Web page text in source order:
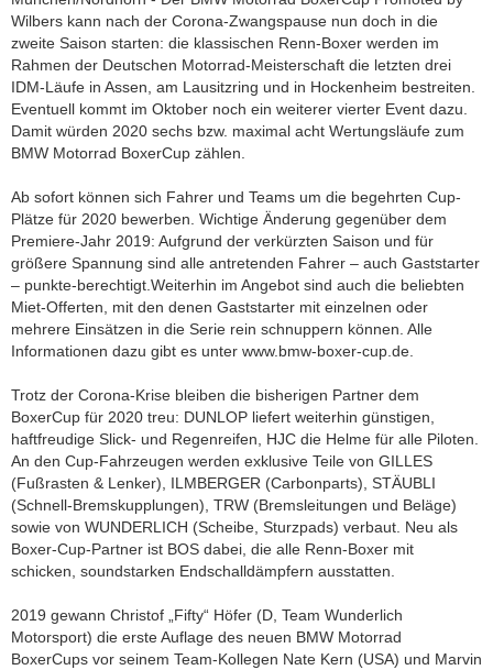
Mo.-Do. 8:00-16:30 Uhr |
Fr. 8:00-14:00 Uhr
Wilbers kann nach der Corona-Zwangspause nun doch in die
zweite Saison starten: die klassischen Renn-Boxer werden im
Rahmen der Deutschen Motorrad-Meisterschaft die letzten drei
IDM-Läufe in Assen, am Lausitzring und in Hockenheim bestreiten.
Eventuell kommt im Oktober noch ein weiterer vierter Event dazu.
Damit würden 2020 sechs bzw. maximal acht Wertungsläufe zum
BMW Motorrad BoxerCup zählen.
Ab sofort können sich Fahrer und Teams um die begehrten Cup-
Plätze für 2020 bewerben. Wichtige Änderung gegenüber dem
Premiere-Jahr 2019: Aufgrund der verkürzten Saison und für
größere Spannung sind alle antretenden Fahrer – auch Gaststarter
– punkte-berechtigt.Weiterhin im Angebot sind auch die beliebten
Miet-Offerten, mit den denen Gaststarter mit einzelnen oder
mehrere Einsätzen in die Serie rein schnuppern können. Alle
Informationen dazu gibt es unter www.bmw-boxer-cup.de.
Trotz der Corona-Krise bleiben die bisherigen Partner dem
BoxerCup für 2020 treu: DUNLOP liefert weiterhin günstigen,
haftfreudige Slick- und Regenreifen, HJC die Helme für alle Piloten.
An den Cup-Fahrzeugen werden exklusive Teile von GILLES
(Fußrasten & Lenker), ILMBERGER (Carbonparts), STÄUBLI
(Schnell-Bremskupplungen), TRW (Bremsleitungen und Beläge)
sowie von WUNDERLICH (Scheibe, Sturzpads) verbaut. Neu als
Boxer-Cup-Partner ist BOS dabei, die alle Renn-Boxer mit
schicken, soundstarken Endschalldämpfern ausstatten.
2019 gewann Christof „Fifty“ Höfer (D, Team Wunderlich
Motorsport) die erste Auflage des neuen BMW Motorrad
BoxerCups vor seinem Team-Kollegen Nate Kern (USA) und Marvin